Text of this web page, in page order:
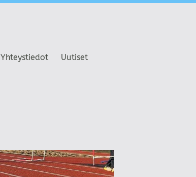
Yhteystiedot
Uutiset